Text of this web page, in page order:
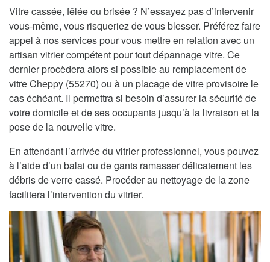
Vitre cassée, fêlée ou brisée ? N’essayez pas d’intervenir
vous-même, vous risqueriez de vous blesser. Préférez faire
appel à nos services pour vous mettre en relation avec un
artisan vitrier compétent pour tout dépannage vitre. Ce
dernier procèdera alors si possible au remplacement de
vitre Cheppy (55270) ou à un placage de vitre provisoire le
cas échéant. Il permettra si besoin d’assurer la sécurité de
votre domicile et de ses occupants jusqu’à la livraison et la
pose de la nouvelle vitre.
En attendant l’arrivée du vitrier professionnel, vous pouvez
à l’aide d’un balai ou de gants ramasser délicatement les
débris de verre cassé. Procéder au nettoyage de la zone
facilitera l’intervention du vitrier.